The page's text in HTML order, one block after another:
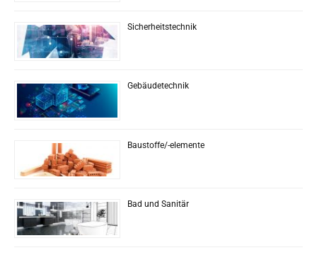
Sicherheitstechnik
Gebäudetechnik
Baustoffe/-elemente
Bad und Sanitär